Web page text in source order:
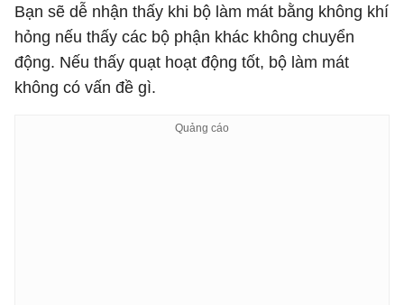
Bạn sẽ dễ nhận thấy khi bộ làm mát bằng không khí
hỏng nếu thấy các bộ phận khác không chuyển
động. Nếu thấy quạt hoạt động tốt, bộ làm mát
không có vấn đề gì.